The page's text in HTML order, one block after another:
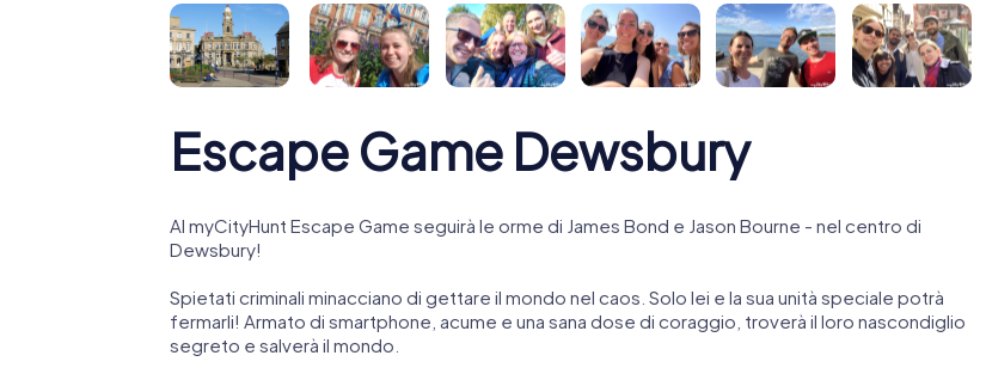
Escape Game Dewsbury
Al myCityHunt Escape Game seguirà le orme di James Bond e Jason Bourne - nel centro di
Dewsbury!
Spietati criminali minacciano di gettare il mondo nel caos. Solo lei e la sua unità speciale potrà
fermarli! Armato di smartphone, acume e una sana dose di coraggio, troverà il loro nascondiglio
segreto e salverà il mondo.